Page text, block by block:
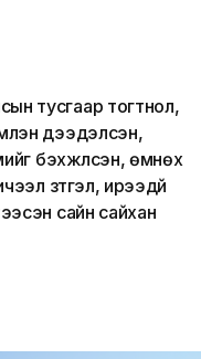
тусгаар тогтнол,
дээдэлсэн,
бэхжүүлсэн, өмнөх
зүтгэл, ирээдүй
сайн сайхан